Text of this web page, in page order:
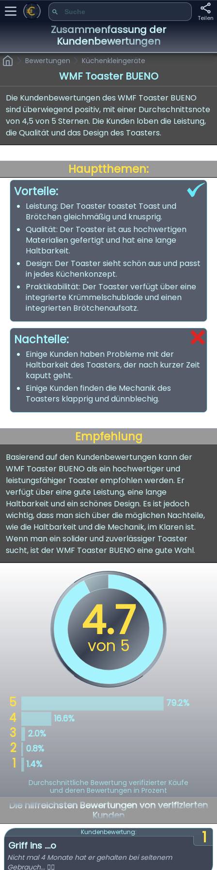
Teilen
Zusammenfassung der
Kundenbewertungen
Bewertungen Küchenkleingeräte
WMF Toaster BUENO
Die Kundenbewertungen des WMF Toaster BUENO
sind überwiegend positiv, mit einer Durchschnittsnote
von 4,5 von 5 Sternen. Die Kunden loben die Leistung,
die Qualität und das Design des Toasters.
Hauptthemen:
Vorteile:
Leistung: Der Toaster toastet Toast und
Brötchen gleichmäßig und knusprig.
Qualität: Der Toaster ist aus hochwertigen
Materialien gefertigt und hat eine lange
Haltbarkeit.
Design: Der Toaster sieht schön aus und passt
in jedes Küchenkonzept.
Praktikabilität: Der Toaster verfügt über eine
integrierte Krümmelschublade und einen
integrierten Brötchenaufsatz.
Nachteile:
Einige Kunden haben Probleme mit der
Haltbarkeit des Toasters, der nach kurzer Zeit
kaputt geht.
Einige Kunden finden die Mechanik des
Toasters klapprig und dünnblechig.
Empfehlung
Basierend auf den Kundenbewertungen kann der
WMF Toaster BUENO als ein hochwertiger und
leistungsfähiger Toaster empfohlen werden. Er
verfügt über eine gute Leistung, eine lange
Haltbarkeit und ein schönes Design. Es ist jedoch
wichtig, dass man sich über die möglichen Nachteile,
wie die Haltbarkeit und die Mechanik, im Klaren ist.
Wenn man ein solider und zuverlässiger Toaster
sucht, ist der WMF Toaster BUENO eine gute Wahl.
Durchschnittliche Bewertung verifizierter Käufe
und deren Bewertungen in Prozent
Die hilfreichsten Bewertungen von verifizierten
Kunden
1
Kundenbewertung:
Griff ins ....o
Nicht mal 4 Monate hat er gehalten bei seltenem
Gebrauch... 👎🏽